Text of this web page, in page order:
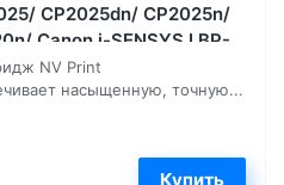
CP2025dn/ CP2025n/
Canon i-SENSYS LBP-
2800 страниц
NV Print
насыщенную, точную...